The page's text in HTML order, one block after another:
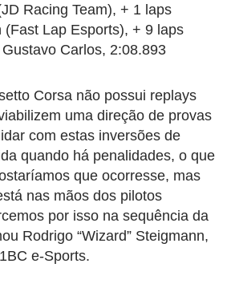
Racing Team), + 1 laps
(Fast Lap Esports), + 9 laps
Carlos, 2:08.893
Corsa não possui replays
uma direção de provas
com estas inversões de
quando há penalidades, o que
que ocorresse, mas
nas mãos dos pilotos
por isso na sequência da
Rodrigo “Wizard” Steigmann,
e-Sports.